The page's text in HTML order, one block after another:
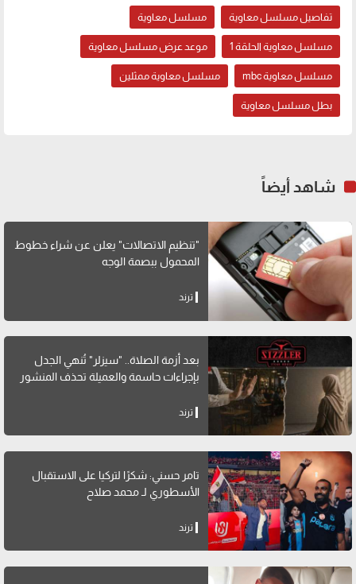
تفاصيل مسلسل معاوية مسلسل معاوية
مسلسل معاوية الحلقة 1 موعد عرض مسلسل معاوية
مسلسل معاوية mbc مسلسل معاوية ممثلين
بطل مسلسل معاوية
شاهد أيضاً
"تنظيم الاتصالات" يعلن عن شراء خطوط
المحمول ببصمة الوجه
ترند
بعد أزمة الصلاة.. "سيزلر" تُنهي الجدل
بإجراءات حاسمة والعميلة تحذف المنشور
ترند
تامر حسني: شكرًا لتركيا على الاستقبال
الأسطوري لـ محمد صلاح
ترند